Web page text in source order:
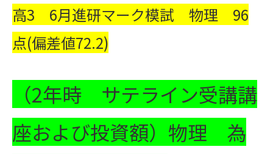
高3 6月進研マーク模試 物理 96
点(偏差値72.2)
（2年時 サテライン受講講
座および投資額） 物理 為